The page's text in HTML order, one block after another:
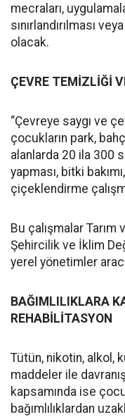
mecraları,
sınırlandırılması
olacak.
ÇEVRE TEMİZLİĞİ
“Çevreye saygı ve
çocukların park,
alanlarda 20 ila 300
yapması, bitki
çiçeklendirme
Bu çalışmalar Tarım
Şehircilik ve İklim
yerel yönetimler
BAĞIMLILIKLARA
REHABİLİTASYON
Tütün, nikotin, alkol,
maddeler ile
kapsamında ise
bağımlılıklardan